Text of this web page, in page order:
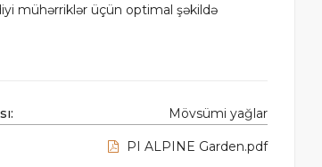
mühərriklər üçün optimal şəkildə
Mövsümi yağlar
PI ALPINE Garden.pdf